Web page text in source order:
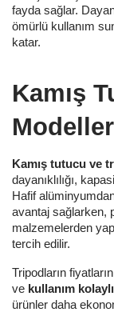
fayda sağlar.
ömürlü kullanım
katar.
Kamış
Kamış tutucu ve
dayanıklılığı,
Hafif
avantaj sağlarken,
malzemelerden
tercih edilir.
Tripodların
ve kullanım
ürünler daha